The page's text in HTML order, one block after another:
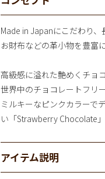
Made in Japanにこだわり
お財布などの革小物を豊富
高級感に溢れた艶めくチョ
世界中のチョコレートフリ
ミルキーなピンクカラーで
い「Strawberry Chocolate」
アイテム説明